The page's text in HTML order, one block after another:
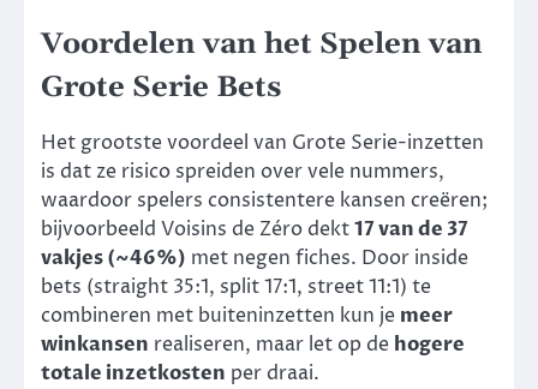
Voordelen van het Spelen van
Grote Serie Bets
Het grootste voordeel van Grote Serie-inzetten
is dat ze risico spreiden over vele nummers,
waardoor spelers consistentere kansen creëren;
bijvoorbeeld Voisins de Zéro dekt17 van de 37
vakjes (~46%) met negen fiches. Door inside
bets (straight 35:1, split 17:1, street 11:1) te
combineren met buiteninzetten kun je meer
winkansen realiseren, maar let op de hogere
totale inzetkosten per draai.